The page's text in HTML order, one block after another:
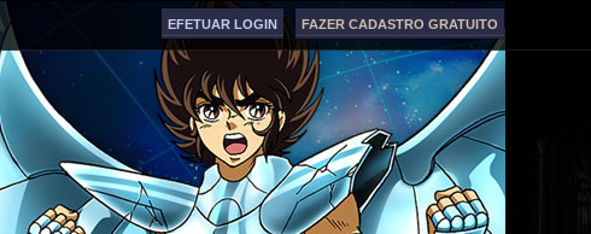
EFETUAR LOGIN FAZER CADASTRO GRATUITO